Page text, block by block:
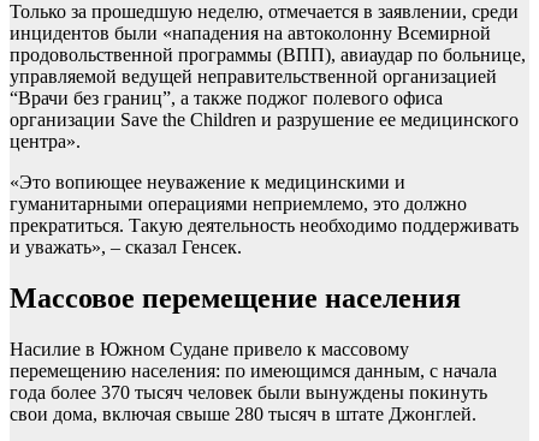
Только за прошедшую неделю, отмечается в заявлении, среди
инцидентов были «нападения на автоколонну Всемирной
продовольственной программы (ВПП), авиаудар по больнице,
управляемой ведущей неправительственной организацией
“Врачи без границ”, а также поджог полевого офиса
организации Save the Children и разрушение ее медицинского
центра».
«Это вопиющее неуважение к медицинскими и
гуманитарными операциями неприемлемо, это должно
прекратиться. Такую деятельность необходимо поддерживать
и уважать», – сказал Генсек.
Массовое перемещение населения
Насилие в Южном Судане привело к массовому
перемещению населения: по имеющимся данным, с начала
года более 370 тысяч человек были вынуждены покинуть
свои дома, включая свыше 280 тысяч в штате Джонглей.